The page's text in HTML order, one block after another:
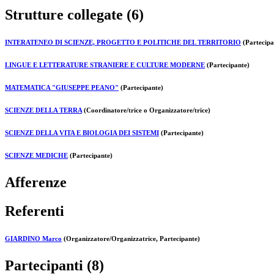
Strutture collegate (6)
INTERATENEO DI SCIENZE, PROGETTO E POLITICHE DEL TERRITORIO
LINGUE E LETTERATURE STRANIERE E CULTURE MODERNE (Partecipante)
MATEMATICA "GIUSEPPE PEANO" (Partecipante)
SCIENZE DELLA TERRA (Coordinatore/trice o Organizzatore/trice)
SCIENZE DELLA VITA E BIOLOGIA DEI SISTEMI (Partecipante)
SCIENZE MEDICHE (Partecipante)
Afferenze
Referenti
GIARDINO Marco (Organizzatore/Organizzatrice, Partecipante)
Partecipanti (8)